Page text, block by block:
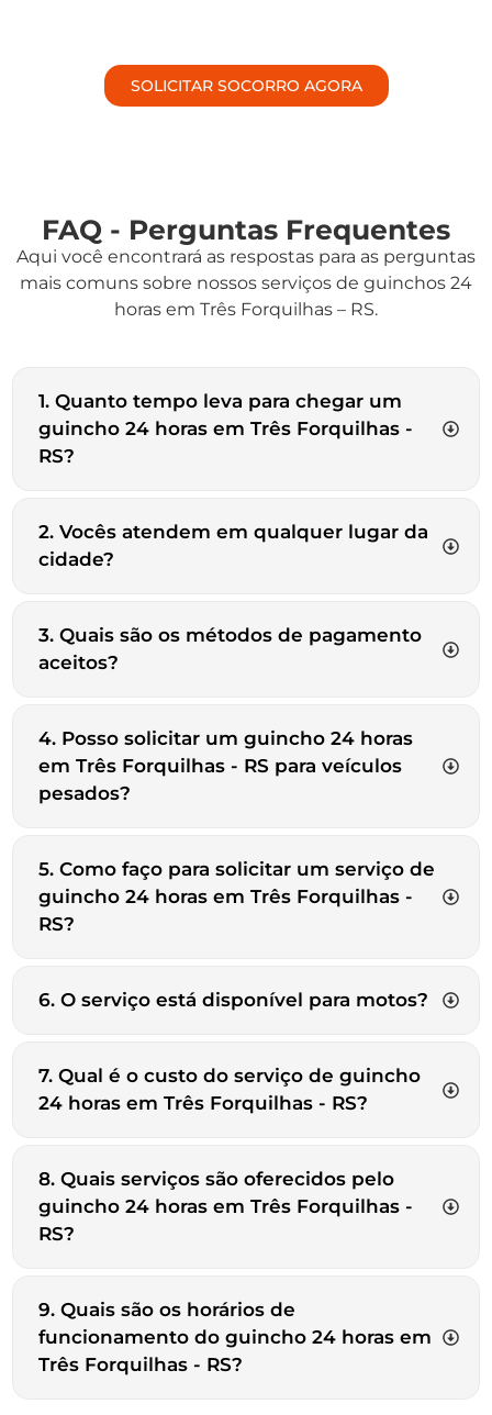
SOLICITAR SOCORRO AGORA
FAQ - Perguntas Frequentes
Aqui você encontrará as respostas para as perguntas
mais comuns sobre nossos serviços de guinchos 24
horas em Três Forquilhas – RS.
1. Quanto tempo leva para chegar um
guincho 24 horas em Três Forquilhas -
RS?
2. Vocês atendem em qualquer lugar da
cidade?
3. Quais são os métodos de pagamento
aceitos?
4. Posso solicitar um guincho 24 horas
em Três Forquilhas - RS para veículos
pesados?
5. Como faço para solicitar um serviço de
guincho 24 horas em Três Forquilhas -
RS?
6. O serviço está disponível para motos?
7. Qual é o custo do serviço de guincho
24 horas em Três Forquilhas - RS?
8. Quais serviços são oferecidos pelo
guincho 24 horas em Três Forquilhas -
RS?
9. Quais são os horários de
funcionamento do guincho 24 horas em
Três Forquilhas - RS?